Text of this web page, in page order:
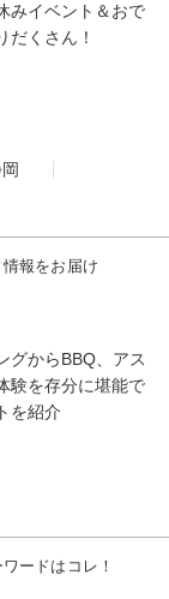
みイベント＆おで
だくさん！
報をお届け
グからBBQ、アス
験を存分に堪能で
を紹介
ードはコレ！